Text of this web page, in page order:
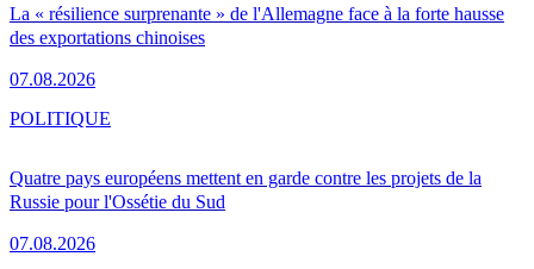
La « résilience surprenante » de l'Allemagne face à la forte hausse
des exportations chinoises
07.08.2026
Quatre pays européens mettent en garde contre les projets de la
Russie pour l'Ossétie du Sud
07.08.2026
POLITIQUE